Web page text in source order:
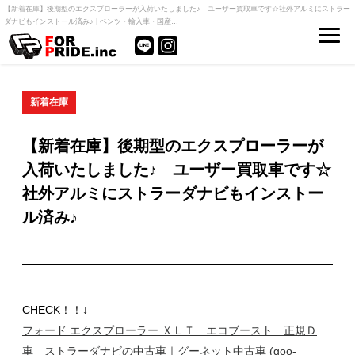
【新着在庫】後期型のエクスプローラーが入荷いたしました♪ ユーザー買取車です☆社外アルミにストラー
ダナビもインストール済み♪ | ベンツ・輸入車・国産…
新着在庫
【新着在庫】後期型のエクスプローラーが
入荷いたしました♪ ユーザー買取車です☆
社外アルミにストラーダナビもインストー
ル済み♪
CHECK！！↓
フォード エクスプローラー ＸＬＴ エコブースト 正規Ｄ
車 ストラーダナビの中古車｜グーネット中古車 (goo-